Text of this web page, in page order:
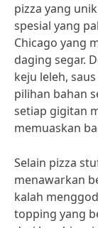
pizza yang
spesial yang
Chicago yang
daging segar.
keju leleh,
pilihan bahan
setiap gigitan
memuaskan
Selain pizza
menawarkan
kalah
topping yang